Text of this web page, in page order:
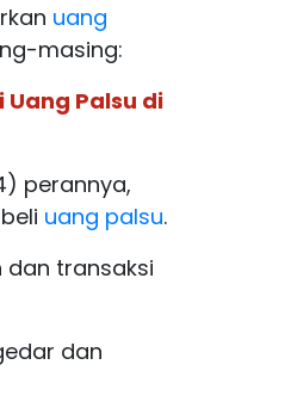
uang
masing:
Palsu di
perannya,
uang palsu.
dan transaksi
dan